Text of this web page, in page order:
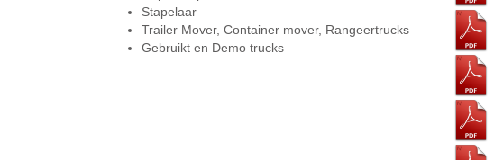
Stapelaar
Trailer Mover, Container mover, Rangeertrucks
Gebruikt en Demo trucks